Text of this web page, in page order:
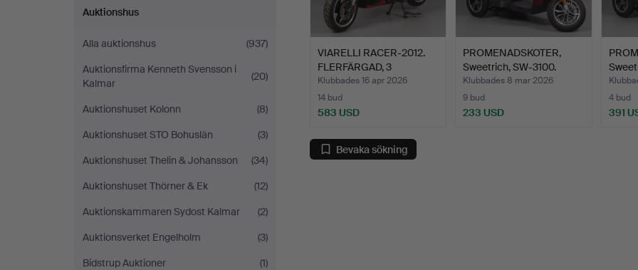
Auktionshus
Alla auktionshus
(937)
Auktionsfirma Kenneth Svensson i
Kalmar
(20)
Auktionshuset Kolonn
(8)
Auktionshuset STO Bohuslän
(3)
Auktionshuset Thelin & Johansson
(34)
Auktionshuset Thörner & Ek
(12)
Auktionskammaren Sydost Kalmar
(2)
Auktionsverket Engelholm
(3)
Bidstrup Auktioner
(1)
VIARELLI RACER-2012.
FLERFÄRGAD, 3
TIDIGAR…
Klubbades 16 apr 2026
14 bud
583 USD
PROMENADSKOTER,
Sweetrich, SW-3100.
Klubbades 8 mar 2026
9 bud
233 USD
4 bud
391
Bevaka sökning